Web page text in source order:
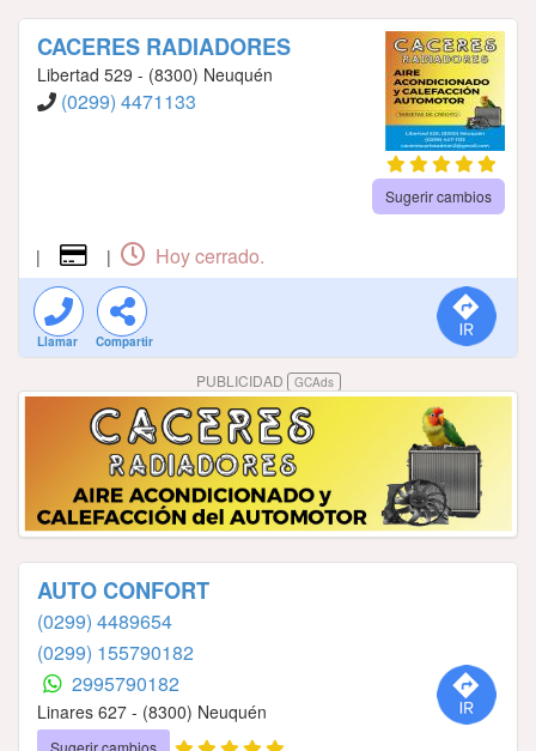
CACERES RADIADORES
Libertad 529 - (8300) Neuquén
(0299) 4471133
Sugerir cambios
| | Hoy cerrado.
Llamar Compartir
PUBLICIDAD GCAds
AUTO CONFORT
(0299) 4489654
(0299) 155790182
2995790182
Linares 627 - (8300) Neuquén
Sugerir cambios